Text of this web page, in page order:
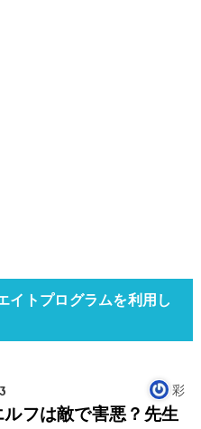
イトプログラムを利用し
彩
ルフは敵で害悪？先生